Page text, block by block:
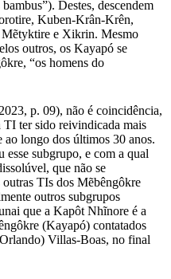
Destes, descendem
Kuben-Krân-Krên,
e Xikrin. Mesmo
outros, os Kayapó se
“os homens do
p. 09), não é coincidência,
TI ter sido reivindicada mais
longo dos últimos 30 anos.
esse subgrupo, e com a qual
que não se
outras TIs dos Mẽbêngôkre
outros subgrupos
que a Kapôt Nhĩnore é a
(Kayapó) contatados
Villas-Boas, no final